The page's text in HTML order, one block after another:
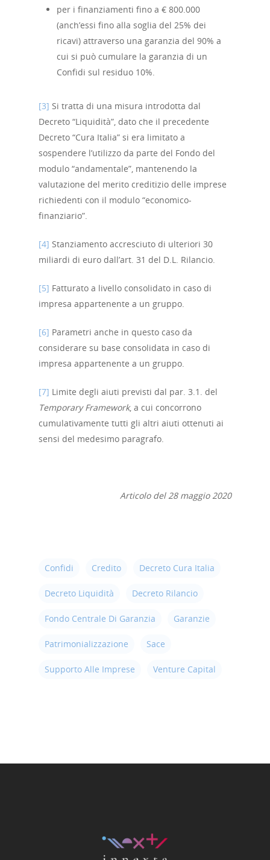
per i finanziamenti fino a € 800.000
(anch’essi fino alla soglia del 25% dei
ricavi) attraverso una garanzia del 90% a
cui si può cumulare la garanzia di un
Confidi sul residuo 10%.
[3] Si tratta di una misura introdotta dal
Decreto “Liquidità”, dato che il precedente
Decreto “Cura Italia” si era limitato a
sospendere l’utilizzo da parte del Fondo del
modulo “andamentale”, mantenendo la
valutazione del merito creditizio delle imprese
richiedenti con il modulo “economico-
finanziario”.
[4] Stanziamento accresciuto di ulteriori 30
miliardi di euro dall’art. 31 del D.L. Rilancio.
[5] Fatturato a livello consolidato in caso di
impresa appartenente a un gruppo.
[6] Parametri anche in questo caso da
considerare su base consolidata in caso di
impresa appartenente a un gruppo.
[7] Limite degli aiuti previsti dal par. 3.1. del
Temporary Framework, a cui concorrono
cumulativamente tutti gli altri aiuti ottenuti ai
sensi del medesimo paragrafo.
Articolo del 28 maggio 2020
Confidi Credito Decreto Cura Italia
Decreto Liquidità Decreto Rilancio
Fondo Centrale Di Garanzia Garanzie
Patrimonializzazione Sace
Supporto Alle Imprese Venture Capital